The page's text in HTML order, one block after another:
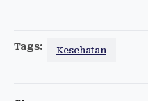
Tags: Kesehatan